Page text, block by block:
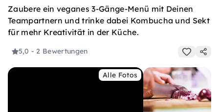
Zaubere ein veganes 3-Gänge-Menü mit Deinen
Teampartnern und trinke dabei Kombucha und Sekt
für mehr Kreativität in der Küche.
5,0 - 2 Bewertungen
Alle Fotos